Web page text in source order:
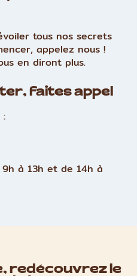
tous nos secrets
appelez nous !
en diront plus.
faites appel
à 13h et de 14h à
redécouvrez le